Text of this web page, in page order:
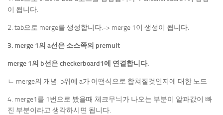
이 됩니다.
2. tab으로 merge를 생성합니다.-> merge 1이 생성이 됩니다.
3. merge 1의 a선은 소스쪽의 premult
merge 1의 b선은 checkerboard1에 연결합니다.
ㄴ merge의 개념: b위에 a가 어떤식으로 합쳐질것인지에 대한 노드
4. merge1를 1번으로 봤을때 체크무늬가 나오는 부분이 알파값이 빠
진 부분이라고 생각하시면 됩니다.